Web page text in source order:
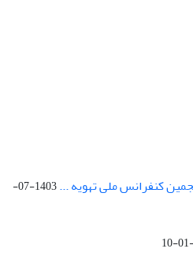
کنفرانس ملی تهویه ...
1403-07-